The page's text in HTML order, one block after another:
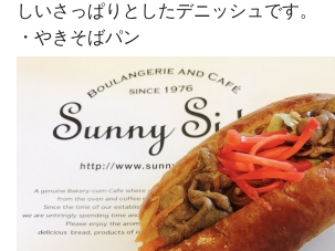
しいさっぱりとしたデニッシュです。
・やきそばパン